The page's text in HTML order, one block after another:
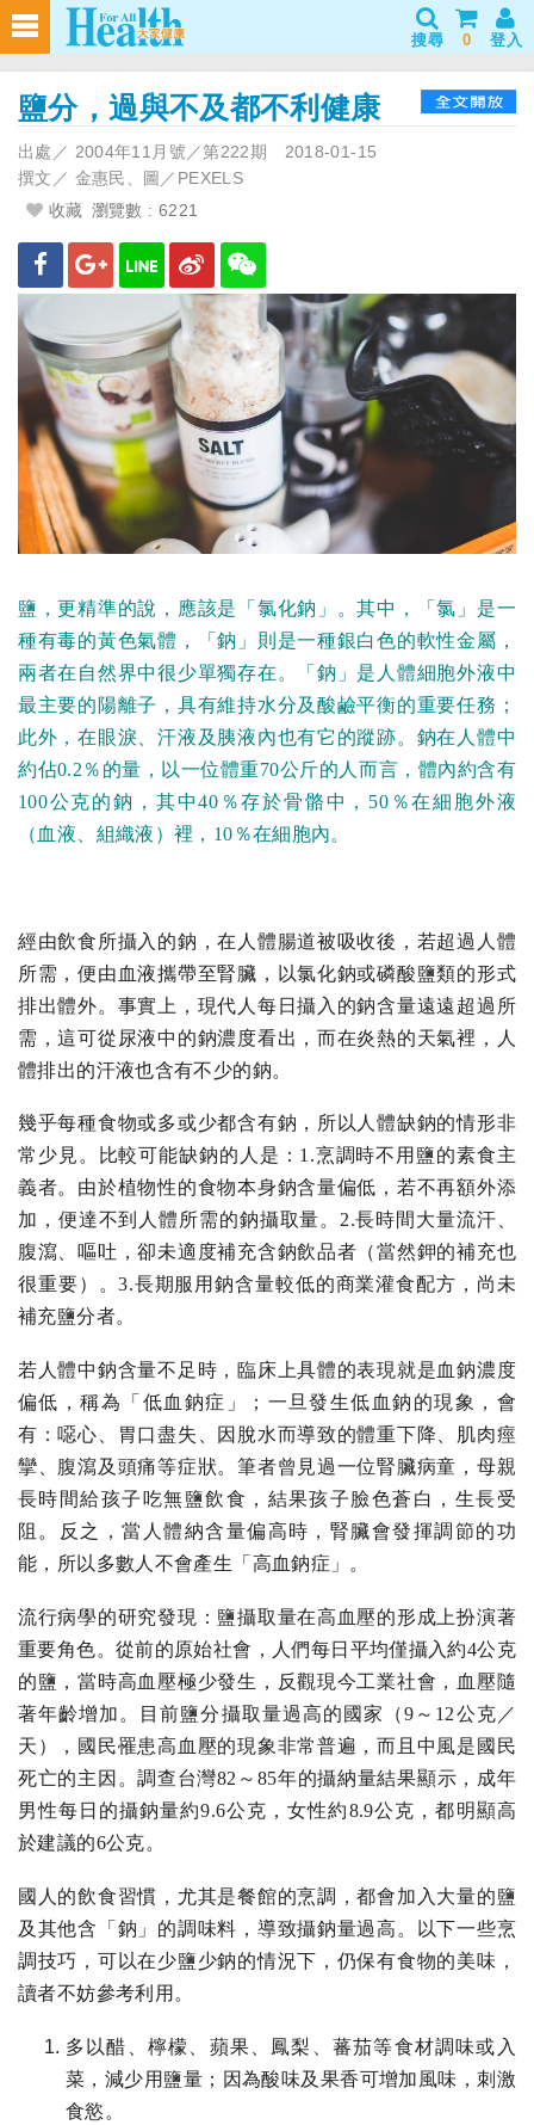
搜尋 0 登入
鹽分，過與不及都不利健康
出處／ 2004年11月號／第222期 2018-01-15
撰文／ 金惠民、圖／PEXELS
收藏 瀏覽數 : 6221
鹽，更精準的說，應該是「氯化鈉」。其中，「氯」是一
種有毒的黃色氣體，「鈉」則是一種銀白色的軟性金屬，
兩者在自然界中很少單獨存在。「鈉」是人體細胞外液中
最主要的陽離子，具有維持水分及酸鹼平衡的重要任務；
此外，在眼淚、汗液及胰液內也有它的蹤跡。鈉在人體中
約佔0.2％的量，以一位體重70公斤的人而言，體內約含有
100公克的鈉，其中40％存於骨骼中，50％在細胞外液
（血液、組織液）裡，10％在細胞內。
經由飲食所攝入的鈉，在人體腸道被吸收後，若超過人體
所需，便由血液攜帶至腎臟，以氯化鈉或磷酸鹽類的形式
排出體外。事實上，現代人每日攝入的鈉含量遠遠超過所
需，這可從尿液中的鈉濃度看出，而在炎熱的天氣裡，人
體排出的汗液也含有不少的鈉。
幾乎每種食物或多或少都含有鈉，所以人體缺鈉的情形非
常少見。比較可能缺鈉的人是：1.烹調時不用鹽的素食主
義者。由於植物性的食物本身鈉含量偏低，若不再額外添
加，便達不到人體所需的鈉攝取量。2.長時間大量流汗、
腹瀉、嘔吐，卻未適度補充含鈉飲品者（當然鉀的補充也
很重要）。3.長期服用鈉含量較低的商業灌食配方，尚未
補充鹽分者。
若人體中鈉含量不足時，臨床上具體的表現就是血鈉濃度
偏低，稱為「低血鈉症」；一旦發生低血鈉的現象，會
有：噁心、胃口盡失、因脫水而導致的體重下降、肌肉痙
攣、腹瀉及頭痛等症狀。筆者曾見過一位腎臟病童，母親
長時間給孩子吃無鹽飲食，結果孩子臉色蒼白，生長受
阻。反之，當人體納含量偏高時，腎臟會發揮調節的功
能，所以多數人不會產生「高血鈉症」。
流行病學的研究發現：鹽攝取量在高血壓的形成上扮演著
重要角色。從前的原始社會，人們每日平均僅攝入約4公克
的鹽，當時高血壓極少發生，反觀現今工業社會，血壓隨
著年齡增加。目前鹽分攝取量過高的國家（9～12公克／
天），國民罹患高血壓的現象非常普遍，而且中風是國民
死亡的主因。調查台灣82～85年的攝納量結果顯示，成年
男性每日的攝鈉量約9.6公克，女性約8.9公克，都明顯高
於建議的6公克。
國人的飲食習慣，尤其是餐館的烹調，都會加入大量的鹽
及其他含「鈉」的調味料，導致攝鈉量過高。以下一些烹
調技巧，可以在少鹽少鈉的情況下，仍保有食物的美味，
讀者不妨參考利用。
多以醋、檸檬、蘋果、鳳梨、蕃茄等食材調味或入
菜，減少用鹽量；因為酸味及果香可增加風味，刺激
食慾。